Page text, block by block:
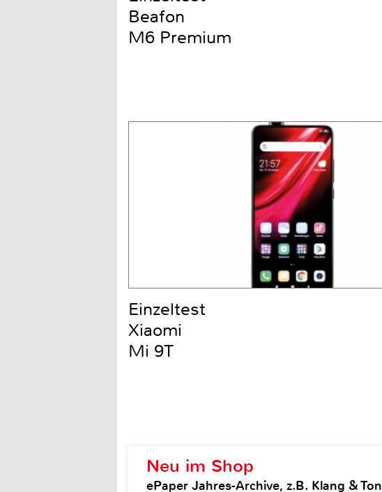
Neu im Shop
ePaper Jahres-Archive, z.B. Klang & Ton
Beafon
M6 Premium
Einzeltest
Xiaomi
Mi 9T